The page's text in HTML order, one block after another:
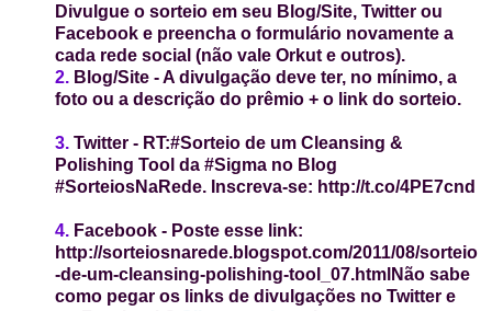
Divulgue o sorteio em seu Blog/Site, Twitter ou
Facebook e preencha o formulário novamente a
cada rede social (não vale Orkut e outros).
2. Blog/Site -A divulgação deve ter, no mínimo, a
foto ou a descrição do prêmio + o link do sorteio.
3. Twitter - RT:#Sorteio de um Cleansing &
Polishing Tool da #Sigma no Blog
#SorteiosNaRede. Inscreva-se: http://t.co/4PE7cnd
4. Facebook - Poste esse link:
http://sorteiosnarede.blogspot.com/2011/08/sorteio
-de-um-cleansing-polishing-tool_07.html Não sabe
como pegar os links de divulgações no Twitter e